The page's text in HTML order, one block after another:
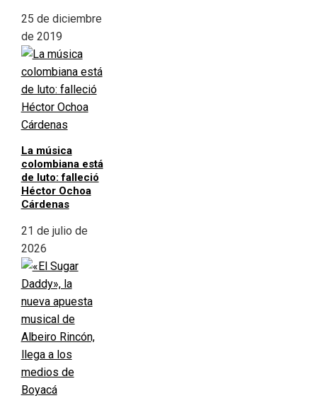
25 de diciembre
de 2019
La música
colombiana está
de luto: falleció
Héctor Ochoa
Cárdenas
21 de julio de
2026